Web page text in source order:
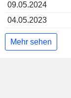
09.05.2024
04.05.2023
Mehr sehen